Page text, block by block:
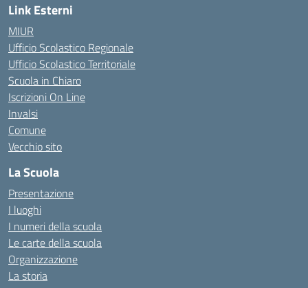
Link Esterni
MIUR
Ufficio Scolastico Regionale
Ufficio Scolastico Territoriale
Scuola in Chiaro
Iscrizioni On Line
Invalsi
Comune
Vecchio sito
La Scuola
Presentazione
I luoghi
I numeri della scuola
Le carte della scuola
Organizzazione
La storia